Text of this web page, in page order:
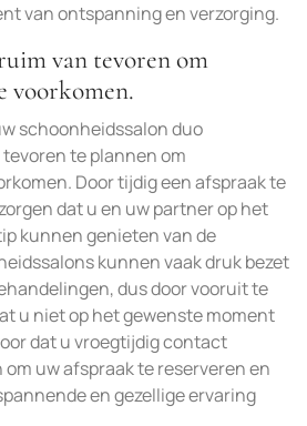
van ontspanning en verzorging.
van tevoren om
voorkomen.
schoonheidssalon duo
te plannen om
Door tijdig een afspraak te
dat u en uw partner op het
kunnen genieten van de
kunnen vaak druk bezet
dus door vooruit te
u niet op het gewenste moment
dat u vroegtijdig contact
uw afspraak te reserveren en
en gezellige ervaring